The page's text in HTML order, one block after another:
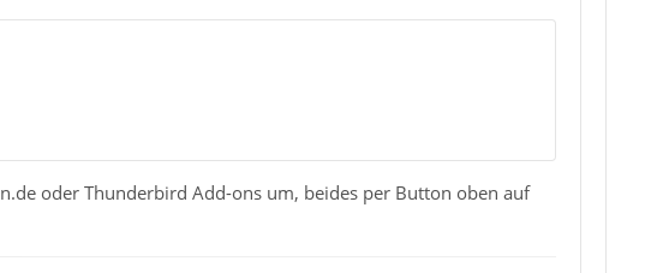
oder Thunderbird Add-ons um, beides per Button oben auf